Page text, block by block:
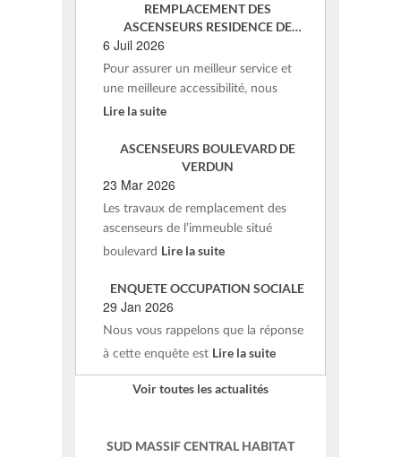
REMPLACEMENT DES
ASCENSEURS RESIDENCE DE
VERDUN – ST AFFRIQUE
6 Juil 2026
Pour assurer un meilleur service et
une meilleure accessibilité, nous
Lire la suite
ASCENSEURS BOULEVARD DE
VERDUN
23 Mar 2026
Les travaux de remplacement des
ascenseurs de l’immeuble situé
boulevard Lire la suite
ENQUETE OCCUPATION SOCIALE
29 Jan 2026
Nous vous rappelons que la réponse
à cette enquête est Lire la suite
Voir toutes les actualités
SUD MASSIF CENTRAL HABITAT